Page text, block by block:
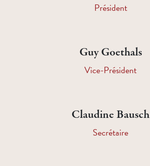
Président
Guy Goethals
Vice-Président
Claudine Bausch
Secrétaire